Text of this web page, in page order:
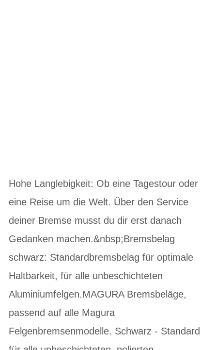
Hohe Langlebigkeit: Ob eine Tagestour oder
eine Reise um die Welt. Über den Service
deiner Bremse musst du dir erst danach
Gedanken machen.&nbsp;Bremsbelag
schwarz: Standardbremsbelag für optimale
Haltbarkeit, für alle unbeschichteten
Aluminiumfelgen.MAGURA Bremsbeläge,
passend auf alle Magura
Felgenbremsenmodelle. Schwarz - Standard